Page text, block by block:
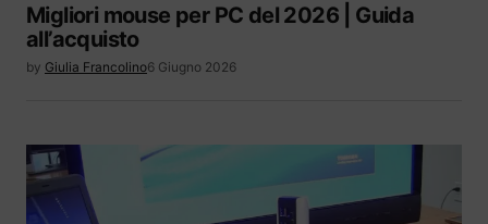
Migliori mouse per PC del 2026 | Guida
all’acquisto
by Giulia Francolino6 Giugno 2026